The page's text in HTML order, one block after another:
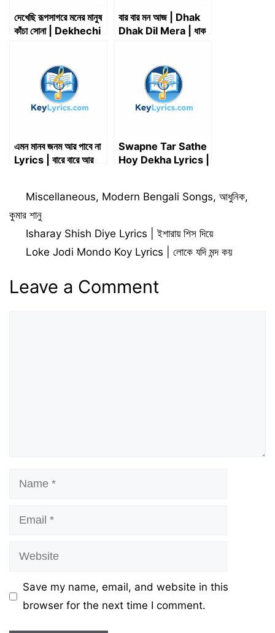
দেখেছি রূপসাগরে মনের মানুষ
কাঁচা সোনা | Dekhechi
বার বার মন আজ | Dhak
Dhak Dil Mera | ধাক
এমন মানব জনম আর পাবে না
Lyrics | বারে বারে আর
hobe na Lyrics
Swapne Tar Sathe
Hoy Dekha Lyrics |
Categories
Miscellaneous, Modern Bengali Songs,আধুনিক,
কুমার শানু
Isharay Shish Diye Lyrics | ইশারায় শিস দিয়ে
Loke Jodi Mondo Koy Lyrics | লোকে যদি মন্দ কয়
Leave a Comment
Name
Email
Website
Save my name, email, and website in this
browser for the next time I comment.